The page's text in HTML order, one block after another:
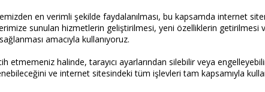
en verimli şekilde faydalanılması, bu kapsamda internet
sunulan hizmetlerin geliştirilmesi, yeni özelliklerin
amacıyla kullanıyoruz.
etmemeniz halinde, tarayıcı ayarlarından silebilir veya
ve internet sitesindeki tüm işlevleri tam kapsamıyla